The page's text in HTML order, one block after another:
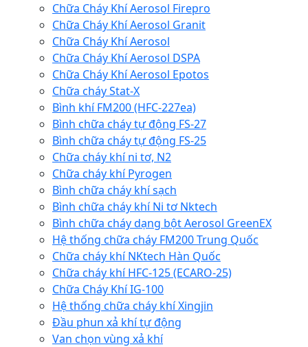
Chữa Cháy Khí Aerosol Firepro
Chữa Cháy Khí Aerosol Granit
Chữa Cháy Khí Aerosol
Chữa Cháy Khí Aerosol DSPA
Chữa Cháy Khí Aerosol Epotos
Chữa cháy Stat-X
Bình khí FM200 (HFC-227ea)
Bình chữa cháy tự động FS-27
Bình chữa cháy tự động FS-25
Chữa cháy khí ni tơ, N2
Chữa cháy khí Pyrogen
Bình chữa cháy khí sạch
Bình chữa cháy khí Ni tơ Nktech
Bình chữa cháy dạng bột Aerosol GreenEX
Hệ thống chữa cháy FM200 Trung Quốc
Chữa cháy khí NKtech Hàn Quốc
Chữa cháy khí HFC-125 (ECARO-25)
Chữa Cháy Khí IG-100
Hệ thống chữa cháy khí Xingjin
Đầu phun xả khí tự động
Van chọn vùng xả khí